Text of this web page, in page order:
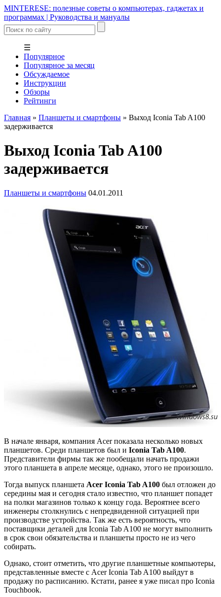
MINTERESE: полезные советы о компьютерах, гаджетах и
программах | Руководства и мануалы
☰
Популярное
Популярное за месяц
Обсуждаемое
Инструкции
Обзоры
Рейтинги
Главная » Планшеты и смартфоны » Выход Iconia Tab A100
задерживается
Выход Iconia Tab A100
задерживается
Планшеты и смартфоны 04.01.2011
В начале января, компания Acer показала несколько новых
планшетов. Среди планшетов был и Iconia Tab A100.
Представители фирмы так же пообещали начать продажи
этого планшета в апреле месяце, однако, этого не произошло.
Тогда выпуск планшета Acer Iconia Tab A100 был отложен до
середины мая и сегодня стало известно, что планшет попадет
на полки магазинов только к концу года. Вероятнее всего
инженеры столкнулись с непредвиденной ситуацией при
производстве устройства. Так же есть вероятность, что
поставщики деталей для Iconia Tab A100 не могут выполнить
в срок свои обязательства и планшеты просто не из чего
собирать.
Однако, стоит отметить, что другие планшетные компьютеры,
представленные вместе с Acer Iconia Tab A100 выйдут в
продажу по расписанию. Кстати, ранее я уже писал про Iconia
Touchbook.